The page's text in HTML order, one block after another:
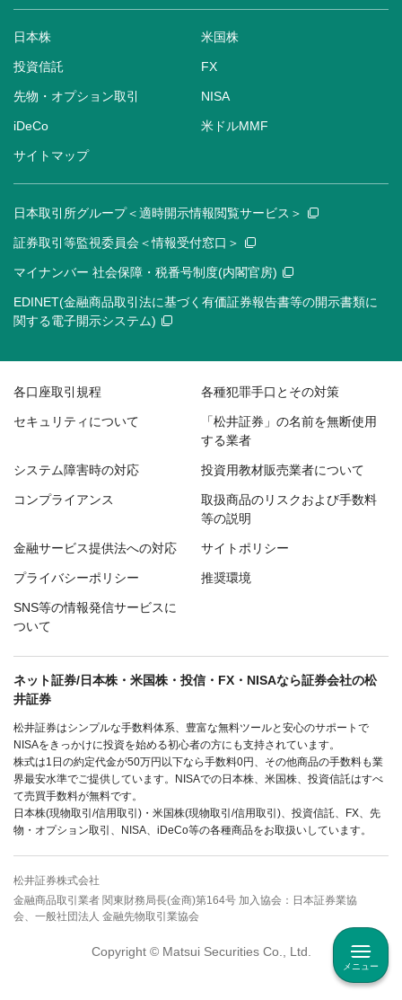
メニュー
日本株 米国株
投資信託 FX
先物・オプション取引 NISA
iDeCo 米ドルMMF
サイトマップ
日本取引所グループ＜適時開示情報閲覧サービス＞
証券取引等監視委員会＜情報受付窓口＞
マイナンバー 社会保障・税番号制度(内閣官房)
EDINET(金融商品取引法に基づく有価証券報告書等の開示書類に
関する電子開示システム)
各口座取引規程 各種犯罪手口とその対策
セキュリティについて
「松井証券」の名前を無断使用
する業者
システム障害時の対応 投資用教材販売業者について
コンプライアンス
取扱商品のリスクおよび手数料
等の説明
金融サービス提供法への対応 サイトポリシー
プライバシーポリシー 推奨環境
SNS等の情報発信サービスに
ついて
ネット証券/日本株・米国株・投信・FX・NISAなら証券会社の松
井証券
松井証券はシンプルな手数料体系、豊富な無料ツールと安心のサポートで
NISAをきっかけに投資を始める初心者の方にも支持されています。
株式は1日の約定代金が50万円以下なら手数料0円、その他商品の手数料も業
界最安水準でご提供しています。NISAでの日本株、米国株、投資信託はすべ
て売買手数料が無料です。
日本株(現物取引/信用取引)・米国株(現物取引/信用取引)、投資信託、FX、先
物・オプション取引、NISA、iDeCo等の各種商品をお取扱いしています。
松井証券株式会社
金融商品取引業者 関東財務局長(金商)第164号 加入協会：日本証券業協
会、一般社団法人 金融先物取引業協会
Copyright © Matsui Securities Co., Ltd.